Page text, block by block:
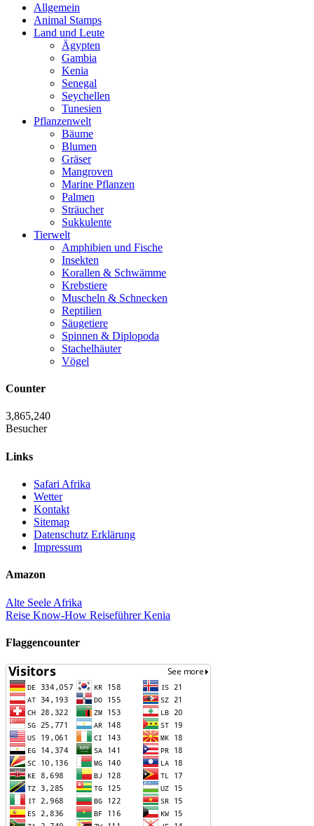
Allgemein
Animal Stamps
Land und Leute
Ägypten
Gambia
Kenia
Senegal
Seychellen
Tunesien
Pflanzenwelt
Bäume
Blumen
Gräser
Mangroven
Marine Pflanzen
Palmen
Sträucher
Sukkulente
Tierwelt
Amphibien und Fische
Insekten
Korallen & Schwämme
Krebstiere
Muscheln & Schnecken
Reptilien
Säugetiere
Spinnen & Diplopoda
Stachelhäuter
Vögel
Counter
3,865,240
Besucher
Links
Safari Afrika
Wetter
Kontakt
Sitemap
Datenschutz Erklärung
Impressum
Amazon
Alte Seele Afrika
Reise Know-How Reiseführer Kenia
Flaggencounter